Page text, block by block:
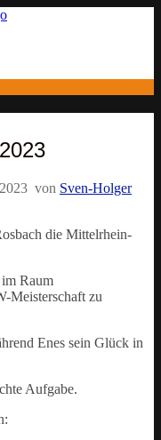
von Sven-Holger
die Mittelrhein-
Raum
Meisterschaft zu
Enes sein Glück in
Aufgabe.